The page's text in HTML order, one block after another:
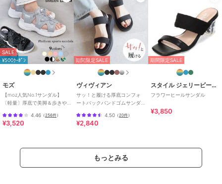
SALE
¥500ｸｰﾎﾟﾝ
モズ
【moz人気No.1サンダル】
〔軽量〕厚底で美脚＆歩きや
のスポーツサンダル
4.46 （256件）
¥3,520
期間限定SALE
ヴィヴィアン
サッ！と履ける厚底コンフォ
ートバックバンドゴムサンダ
4.50 （20件）
¥2,840
期間限定SALE
スタイル ジェリービーンズ
フラワーヒールサンダル
¥3,850
もっとみる